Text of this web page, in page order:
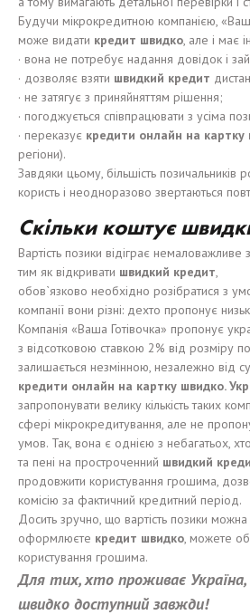
Будучи мікрокредитною компанією,
може видати кредит швидко, але і має
· вона не потребує надання довідок і
· дозволяє взяти швидкий кредит
· не затягує з приняйняттям рішення;
· погоджується співпрацювати з усіма
· переказує кредити онлайн на картку
регіони).
Завдяки цьому, більшість позичальників
користь і неодноразово звертаються
Скільки коштує
Вартість позики відіграє
тим як відкривати швидкий кредит,
обов`язково необхідно розібратися з
компанії вони різні: дехто пропонує
Компанія «Ваша Готівочка» пропонує
з відсотковою ставкою 2% від розміру
залишається незмінною, незалежно від
кредити онлайн на картку швидко.
запропонувати велику кількість таких
сфері мікрокредитування, але не
умов. Так, вона є однією з небагатьох,
та пені на простроченний швидкий
продовжити користування грошима,
комісію за фактичний кредитний період.
Досить зручно, що вартість позики
оформлюєте кредит швидко, можете
користування грошима.
Для тих,хто проживає Украї
швидко доступний завжди!